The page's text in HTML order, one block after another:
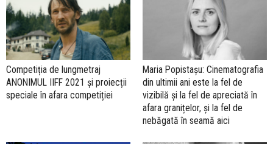
Competiția de lungmetraj
ANONIMUL IIFF 2021 și proiecții
speciale în afara competiției
Maria Popistașu: Cinematografia
din ultimii ani este la fel de
vizibilă și la fel de apreciată în
afara granițelor, și la fel de
nebăgată în seamă aici